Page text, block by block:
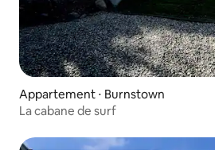
Appartement ⋅ Burnstown
La cabane de surf